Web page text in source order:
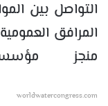
التواصل بين
المرافق
منجز مؤسسة
worldwatercongress.com